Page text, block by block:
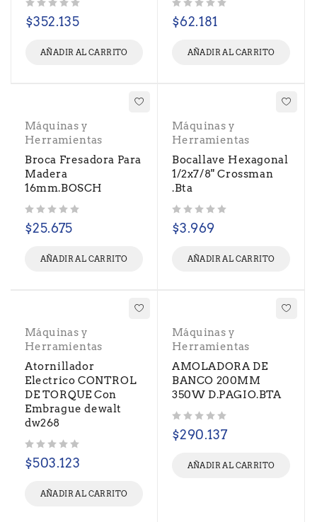
$352.135
AÑADIR AL CARRITO
$62.181
AÑADIR AL CARRITO
Máquinas y
Herramientas
Broca Fresadora Para
Madera
16mm.BOSCH
$25.675
AÑADIR AL CARRITO
Máquinas y
Herramientas
Bocallave Hexagonal
1/2x7/8" Crossman
.Bta
$3.969
AÑADIR AL CARRITO
Máquinas y
Herramientas
Atornillador
Electrico CONTROL
DE TORQUE Con
Embrague dewalt
dw268
$503.123
AÑADIR AL CARRITO
Máquinas y
Herramientas
AMOLADORA DE
BANCO 200MM
350W D.PAGIO.BTA
$290.137
AÑADIR AL CARRITO